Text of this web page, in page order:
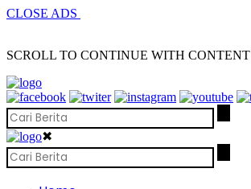
CLOSE ADS
SCROLL TO CONTINUE WITH CONTENT
✖